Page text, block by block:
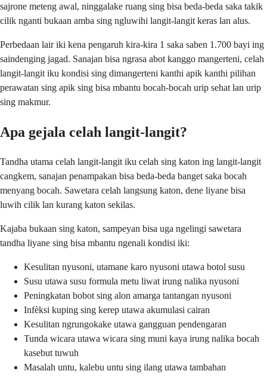
sajrone meteng awal, ninggalake ruang sing bisa beda-beda saka takik
cilik nganti bukaan amba sing ngluwihi langit-langit keras lan alus.
Perbedaan lair iki kena pengaruh kira-kira 1 saka saben 1.700 bayi ing
saindenging jagad. Sanajan bisa ngrasa abot kanggo mangerteni, celah
langit-langit iku kondisi sing dimangerteni kanthi apik kanthi pilihan
perawatan sing apik sing bisa mbantu bocah-bocah urip sehat lan urip
sing makmur.
Apa gejala celah langit-langit?
Tandha utama celah langit-langit iku celah sing katon ing langit-langit
cangkem, sanajan penampakan bisa beda-beda banget saka bocah
menyang bocah. Sawetara celah langsung katon, dene liyane bisa
luwih cilik lan kurang katon sekilas.
Kajaba bukaan sing katon, sampeyan bisa uga ngelingi sawetara
tandha liyane sing bisa mbantu ngenali kondisi iki:
Kesulitan nyusoni, utamane karo nyusoni utawa botol susu
Susu utawa susu formula metu liwat irung nalika nyusoni
Peningkatan bobot sing alon amarga tantangan nyusoni
Infèksi kuping sing kerep utawa akumulasi cairan
Kesulitan ngrungokake utawa gangguan pendengaran
Tunda wicara utawa wicara sing muni kaya irung nalika bocah
kasebut tuwuh
Masalah untu, kalebu untu sing ilang utawa tambahan